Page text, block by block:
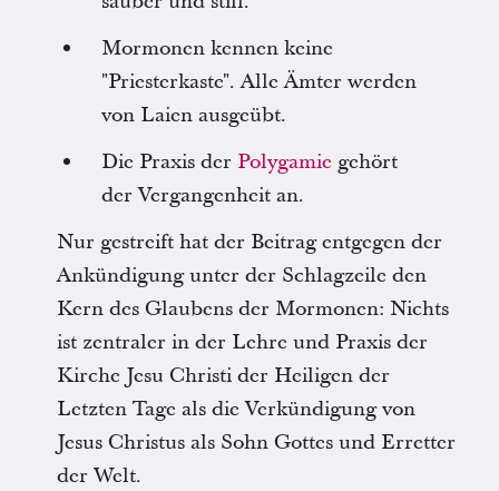
Mormonen kennen keine
"Priesterkaste". Alle Ämter werden
von Laien ausgeübt.
Die Praxis der Polygamie gehört
der Vergangenheit an.
Nur gestreift hat der Beitrag entgegen der
Ankündigung unter der Schlagzeile den
Kern des Glaubens der Mormonen: Nichts
ist zentraler in der Lehre und Praxis der
Kirche Jesu Christi der Heiligen der
Letzten Tage als die Verkündigung von
Jesus Christus als Sohn Gottes und Erretter
der Welt.